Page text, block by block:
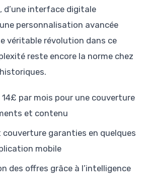
interface digitale
personnalisation avancée
véritable révolution dans ce
reste encore la norme chez
14£ par mois pour une couverture
et contenu
garanties en quelques
mobile
des offres grâce à l’intelligence